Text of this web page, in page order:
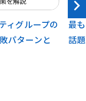
ィグループの
パターンと
最
話